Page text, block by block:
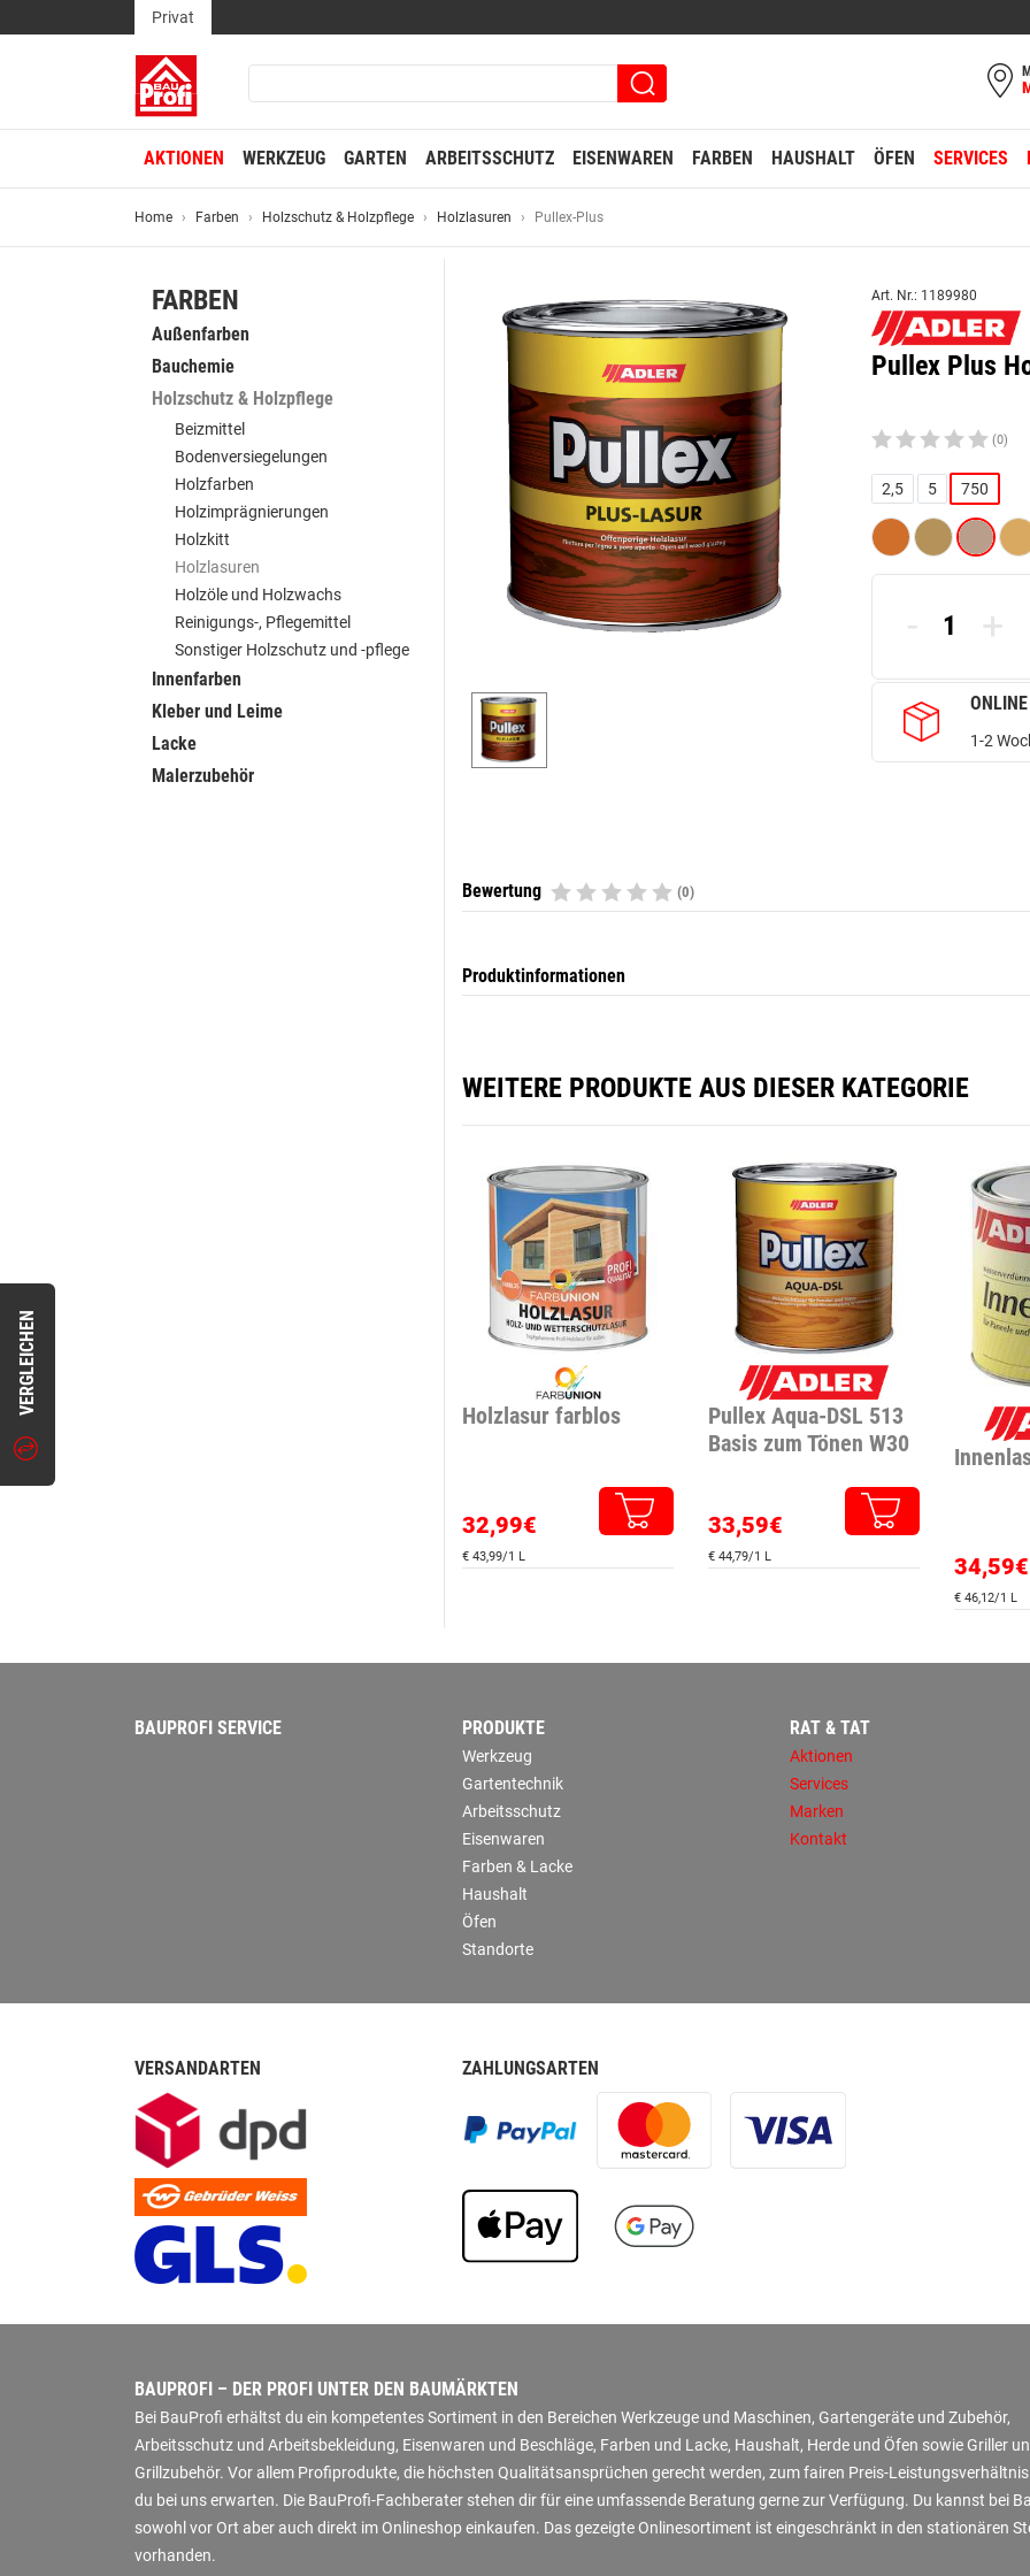
VERGLEICHEN
Privat
AKTIONEN WERKZEUG GARTEN ARBEITSSCHUTZ EISENWAREN FARBEN HAUSHALT ÖFEN SERVICES
Home Farben Holzschutz & Holzpflege Holzlasuren Pullex-Plus
FARBEN
Außenfarben
Bauchemie
Holzschutz & Holzpflege
Beizmittel
Bodenversiegelungen
Holzfarben
Holzimprägnierungen
Holzkitt
Holzlasuren
Holzöle und Holzwachs
Reinigungs-, Pflegemittel
Sonstiger Holzschutz und -pflege
Innenfarben
Kleber und Leime
Lacke
Malerzubehör
Art. Nr.: 1189980
Pullex Plus
(0)
2,5 5 750
- +
1-2
Bewertung (0)
Produktinformationen
WEITERE PRODUKTE AUS DIESER KATEGORIE
Holzlasur farblos
32,99€
€ 43,99/1 L
Pullex Aqua-DSL 513
Basis zum Tönen W30
33,59€
€ 44,79/1 L 34,59€
€ 46,12/1 L
BAUPROFI SERVICE PRODUKTE
Werkzeug
Gartentechnik
Arbeitsschutz
Eisenwaren
Farben & Lacke
Haushalt
Öfen
Standorte
RAT & TAT
Aktionen
Services
Marken
Kontakt
VERSANDARTEN ZAHLUNGSARTEN
BAUPROFI – DER PROFI UNTER DEN BAUMÄRKTEN
Bei BauProfi erhältst du ein kompetentes Sortiment in den Bereichen Werkzeuge und Maschinen, Gartengeräte und Zubehör,
Arbeitsschutz und Arbeitsbekleidung, Eisenwaren und Beschläge, Farben und Lacke, Haushalt, Herde und Öfen sowie Griller
Grillzubehör. Vor allem Profiprodukte, die höchsten Qualitätsansprüchen gerecht werden, zum fairen Preis-
du bei uns erwarten. Die BauProfi-Fachberater stehen dir für eine umfassende Beratung gerne zur Verfügung. Du kannst bei
sowohl vor Ort aber auch direkt im Onlineshop einkaufen. Das gezeigte Onlinesortiment ist eingeschränkt in den stationären
vorhanden.